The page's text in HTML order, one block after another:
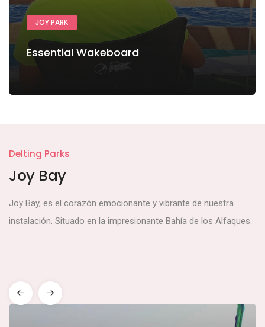
JOY PARK
Essential Wakeboard
Delting Parks
Joy Bay
Joy Bay, es el corazón emocionante y vibrante de nuestra
instalación. Situado en la impresionante Bahía de los Alfaques.